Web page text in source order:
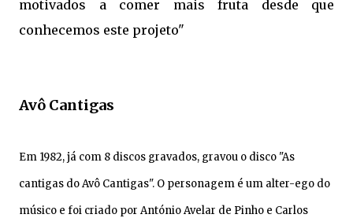
motivados a comer mais fruta desde que
conhecemos este projeto"
Avô Cantigas
Em 1982, já com 8 discos gravados, gravou o disco "As
cantigas do Avô Cantigas". O personagem é um alter-ego do
músico e foi criado por António Avelar de Pinho e Carlos